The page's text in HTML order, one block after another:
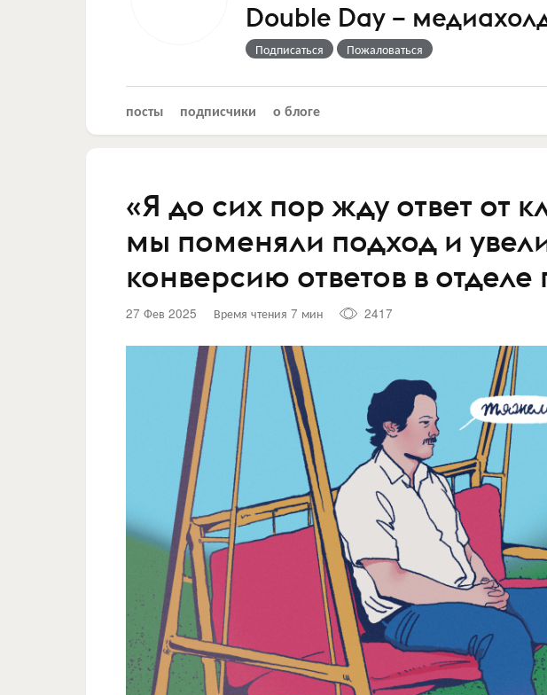
Double Day –
Подписаться Пожаловаться
посты подписчики о блоге
«Я до сих пор жду ответ от
мы поменяли подход и
конверсию ответов в
27 Фев 2025 Время чтения 7 мин 2417